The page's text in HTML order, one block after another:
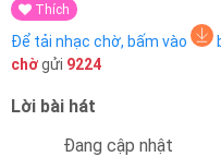
Thể
Loại
Nghệ
Thích
Để tải nhạc chờ, bấm vào
chờgửi 9224
Lời bài hát
Đang cập nhật